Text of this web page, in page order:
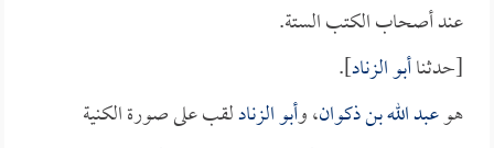
عند أصحاب الكتب الستة.
[حدثناأبو الزناد].
هوعبد الله بن ذكوان، وأبو الزنادلقب على صورة الكنية